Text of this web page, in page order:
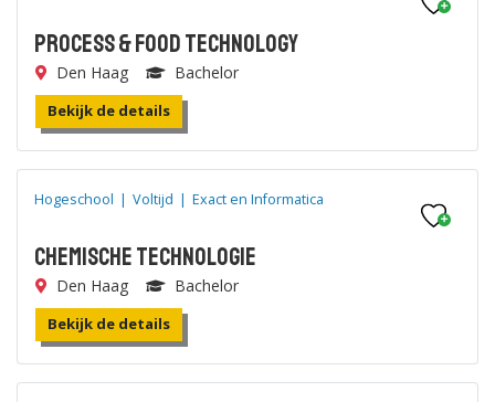
Process & Food Technology
Den Haag Bachelor
Bekijk de details
Hogeschool | Voltijd | Exact en Informatica
Chemische Technologie
Den Haag Bachelor
Bekijk de details